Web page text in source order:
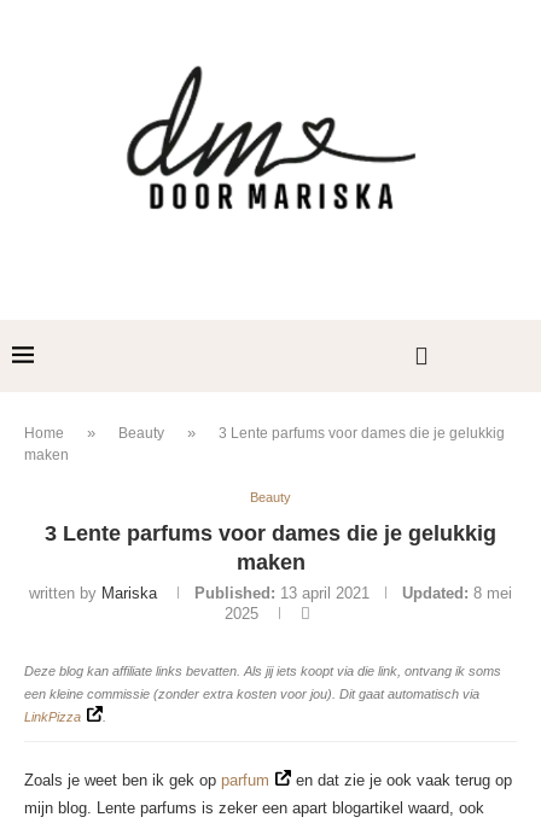
Home » Beauty »
3 Lente parfums voor dames die je gelukkig
maken
Beauty
3 Lente parfums voor dames die je gelukkig
maken
written by Mariska Published: 13 april 2021 Updated: 8 mei
2025
Deze blog kan affiliate links bevatten. Als jij iets koopt via die link, ontvang ik soms
een kleine commissie (zonder extra kosten voor jou). Dit gaat automatisch via
LinkPizza
Zoals je weet ben ik gek op parfum
en dat zie je ook vaak terug op
mijn blog. Lente parfums is zeker een apart blogartikel waard, ook